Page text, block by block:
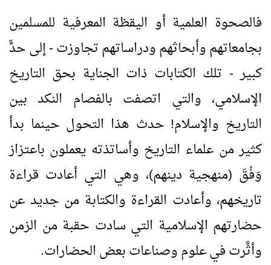
فالصحوة العلمية أو اليقظة المعرفية للمسلمين
بجامعاتهم وأبحاثهم ودراساتهم تجاوزت - إلى حدٍّ
كبير - تلك الكتابات ذات الجناية بحق التاريخ
الإسلامي، والتي اتصفت بالفصام النكد بين
التاريخ والإسلام! حدث هذا التحول حينما بدأ
كثير من علماء التاريخ وأساتذته يعملون باعتزاز
وَفْقَ (منهجية دينهم)، وهي التي أعادت قراءة
تاريخهم، وأعادت القراءة والكتابة من جديد عن
حضارتهم الإسلامية التي سادت حقبة من الزمن
وأثَّرت في علوم وصناعات بعض الحضارات.